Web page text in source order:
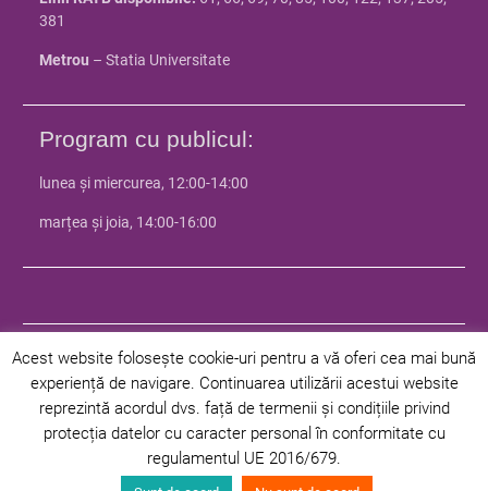
381
Metrou – Statia Universitate
Program cu publicul:
lunea și miercurea, 12:00-14:00
marțea și joia, 14:00-16:00
© 2024 Facultatea de Istorie - Universitatea din Bucuresti | Toate
drepturile rezervate |
Politica de confidentialitate |Politica privind
cookie-urile
Departamente Programe Studenți
Acest website folosește cookie-uri pentru a vă oferi cea mai bună
experiență de navigare. Continuarea utilizării acestui website
reprezintă acordul dvs. față de termenii și condițiile privind
protecția datelor cu caracter personal în conformitate cu
regulamentul UE 2016/679.